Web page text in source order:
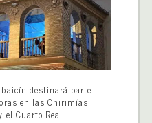
destinará parte
en las Chirimías,
el Cuarto Real